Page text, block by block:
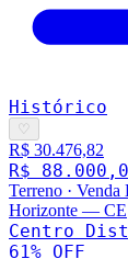
Histórico
♡
R$ 30.476,82
R$
Terreno · Venda
Horizonte — CE
Centro
61% OFF